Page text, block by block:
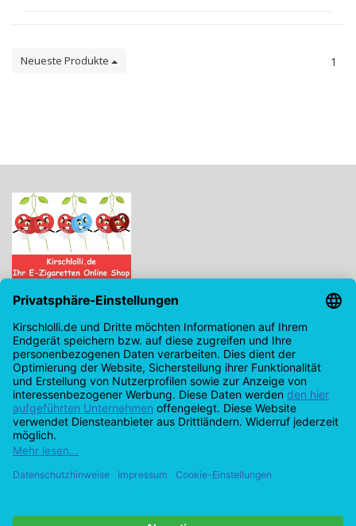
Neueste Produkte 1
Kirschlolli.de - Ihr E-Zigaretten Online Shop
Kirchplatz 7, 96114 Hirschaid
0171 - 6124207
info@kirschlolli.de
USt-IdNr.: DE321609131
Kundendienst
Mein Konto